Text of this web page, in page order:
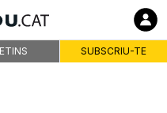
SUBSCRIU-TE